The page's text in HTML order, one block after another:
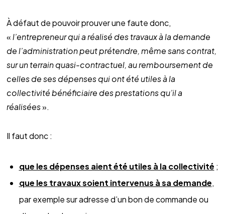
À défaut de pouvoir prouver une faute donc,
«l’entrepreneur qui a réalisé des travaux à la demande
de l’administration peut prétendre, même sans contrat,
sur un terrain quasi-contractuel, au remboursement de
celles de ses dépenses qui ont été utiles à la
collectivité bénéficiaire des prestations qu’il a
réalisées».
Il faut donc :
que les dépenses aient été utiles à la collectivité ;
que les travaux soient intervenus à sa demande,
par exemple sur adresse d’un bon de commande ou